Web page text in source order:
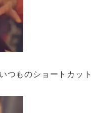
つものショートカッ